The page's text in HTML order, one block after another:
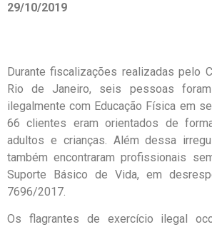
29/10/2019
Durante fiscalizações realizadas pelo
Rio de Janeiro, seis pessoas foram
ilegalmente com Educação Física em
66 clientes eram orientados de
adultos e crianças. Além dessa
também encontraram profissionais
Suporte Básico de Vida, em
7696/2017.
Os flagrantes de exercício ilegal